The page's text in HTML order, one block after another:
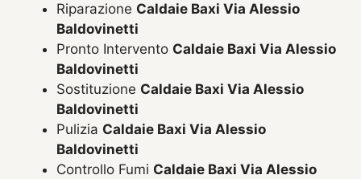
Riparazione Caldaie Baxi Via Alessio
Baldovinetti
Pronto Intervento Caldaie Baxi Via Alessio
Baldovinetti
Sostituzione Caldaie Baxi Via Alessio
Baldovinetti
Pulizia Caldaie Baxi Via Alessio
Baldovinetti
Controllo Fumi Caldaie Baxi Via Alessio